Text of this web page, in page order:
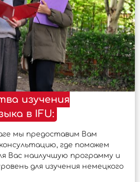
изучения
в IFU:
мы предоставим Вам
где поможем
Вас наилучшую программу и
для изучения немецкого